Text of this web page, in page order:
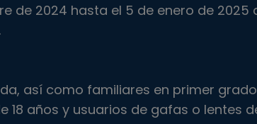
2024 hasta el 5 de enero de 2025 a
así como familiares en primer
18 años y usuarios de gafas o lentes